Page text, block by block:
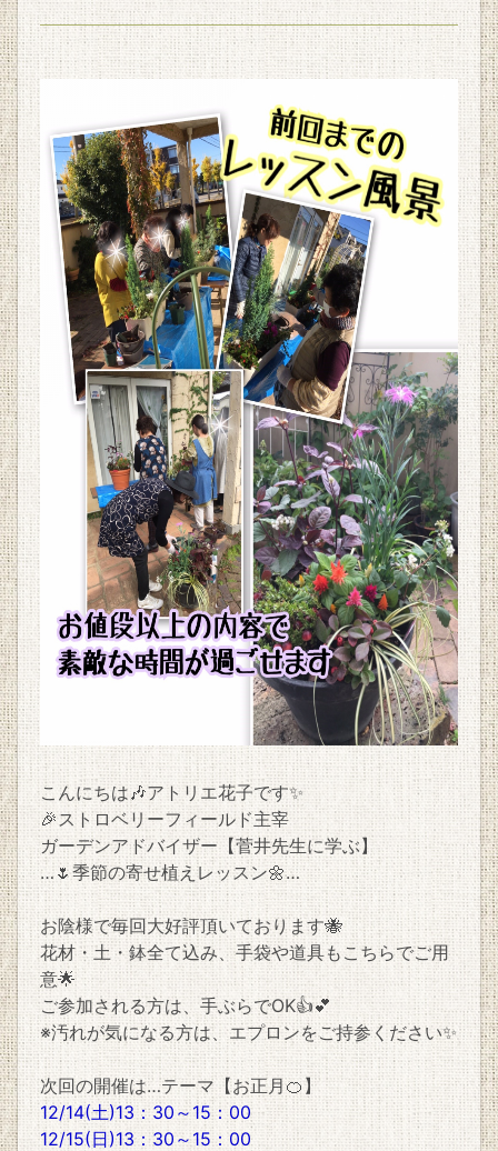
こんにちは🎶アトリエ花子です✨
🎉ストロベリーフィールド主宰
ガーデンアドバイザー【菅井先生に学ぶ】
…🌷季節の寄せ植えレッスン🌼…
お陰様で毎回大好評頂いております🐝
花材・土・鉢全て込み、手袋や道具もこちらでご用
意🌟
ご参加される方は、手ぶらでOK👍💕
※汚れが気になる方は、エプロンをご持参ください✨
次回の開催は…テーマ【お正月🍊】
12/14(土)13：30～15：00
12/15(日)13：30～15：00